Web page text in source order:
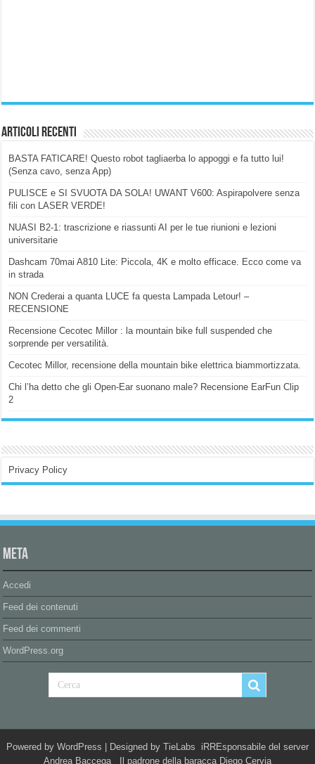
Articoli Recenti
BASTA FATICARE! Questo robot tagliaerba lo appoggi e fa tutto lui!
(Senza cavo, senza App)
PULISCE e SI SVUOTA DA SOLA! UWANT V600: Aspirapolvere senza
fili con LASER VERDE!
NUASI B2-1: trascrizione e riassunti AI per le tue riunioni e lezioni
universitarie
Dashcam 70mai A810 Lite: Piccola, 4K e molto efficace. Ecco come va
in strada
NON Crederai a quanta LUCE fa questa Lampada Letour! –
RECENSIONE
Recensione Cecotec Millor : la mountain bike full suspended che
sorprende per versatilità.
Cecotec Millor, recensione della mountain bike elettrica biammortizzata.
Chi l’ha detto che gli Open-Ear suonano male? Recensione EarFun Clip
2
Privacy Policy
Meta
Accedi
Feed dei contenuti
Feed dei commenti
WordPress.org
Powered by WordPress | Designed by TieLabs iRREsponsabile del server
Andrea Baccega Il padrone della baracca Diego Cervia